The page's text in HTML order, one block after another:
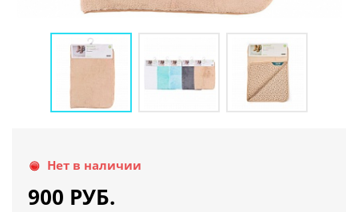
Нет в наличии
900 РУБ.